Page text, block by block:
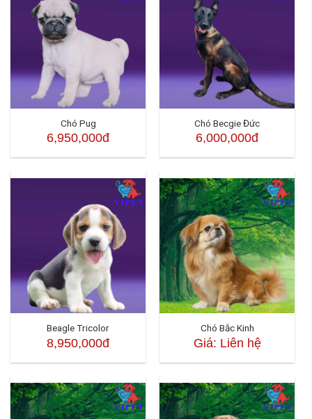
Chó Pug
6,950,000đ
Chó Becgie Đức
6,000,000đ
Beagle Tricolor
8,950,000đ
Chó Bắc Kinh
Giá: Liên hệ